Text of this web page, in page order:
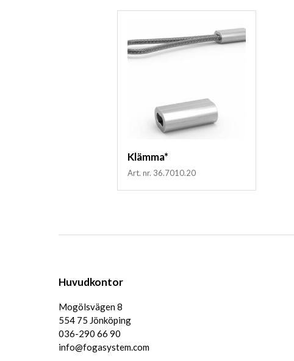
Klämma*
Art. nr. 36.7010.20
Huvudkontor
Mogölsvägen 8
554 75 Jönköping
036-290 66 90
info@fogasystem.com